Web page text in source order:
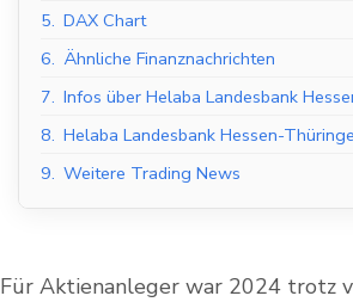
5. DAX Chart
6. Ähnliche Finanznachrichten
7. Infos über Helaba Landesbank
8. Helaba Landesbank Hessen-
9. Weitere Trading News
Für Aktienanleger war 2024 trotz